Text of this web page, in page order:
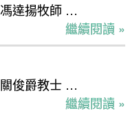
達揚牧師 …
繼續閱讀 »
俊爵教士 …
繼續閱讀 »